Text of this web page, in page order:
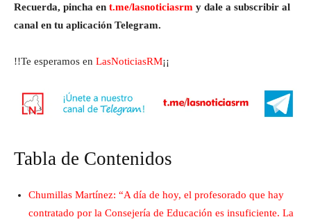
Recuerda, pincha en t.me/lasnoticiasrm y dale a subscribir al
canal en tu aplicación Telegram.
!!Te esperamos en LasNoticiasRM¡¡
Tabla de Contenidos
Chumillas Martínez: “A día de hoy, el profesorado que hay
contratado por la Consejería de Educación es insuficiente. La